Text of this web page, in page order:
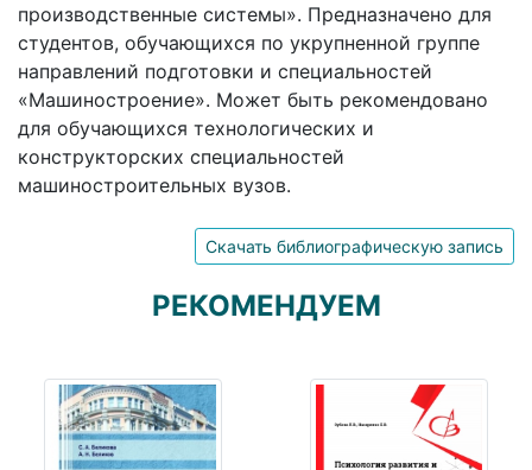
производственные системы». Предназначено для
студентов, обучающихся по укрупненной группе
направлений подготовки и специальностей
«Машиностроение». Может быть рекомендовано
для обучающихся технологических и
конструкторских специальностей
машиностроительных вузов.
Скачать библиографическую запись
РЕКОМЕНДУЕМ